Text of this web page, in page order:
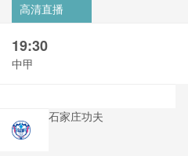
高清直播
19:30
中甲
石家庄功夫